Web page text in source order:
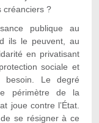
créanciers ?
publique au
ils le peuvent, au
en privatisant
sociale et
Le degré
périmètre de la
joue contre l’État.
se résigner à ce